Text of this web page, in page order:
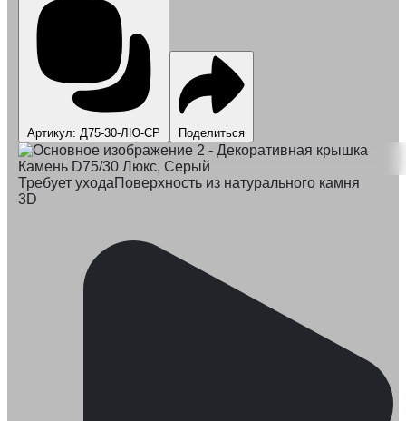
Артикул: Д75-30-ЛЮ-СР Поделиться
Требует уходаПоверхность из натурального камня
3D